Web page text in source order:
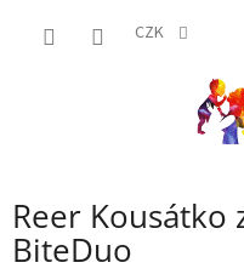
CZK
Reer Kousátko
BiteDuo